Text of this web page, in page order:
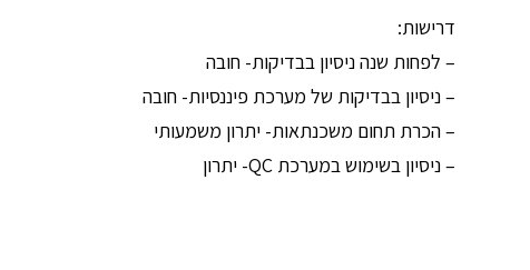
דרישות:
– לפחות שנה ניסיון בבדיקות- חובה
– ניסיון בבדיקות של מערכת פיננסיות- חובה
– הכרת תחום משכנתאות- יתרון משמעותי
– ניסיון בשימוש במערכת QC- יתרון